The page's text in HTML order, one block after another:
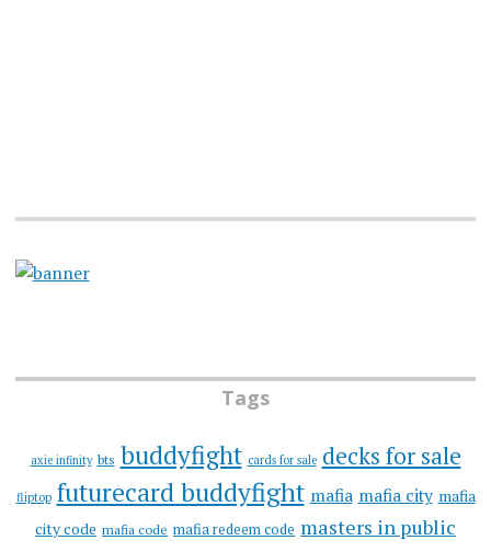
Tags
axie infinity bts buddyfight cards for sale decks for sale
fliptop futurecard buddyfight mafia mafia city mafia
city code mafia code mafia redeem code masters in public